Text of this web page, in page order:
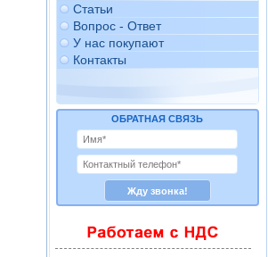
Статьи
Вопрос - Ответ
У нас покупают
Контакты
ОБРАТНАЯ СВЯЗЬ